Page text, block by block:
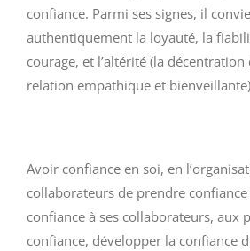
confiance. Parmi ses signes, il
authentiquement la loyauté, la
courage, et l’altérité (la
relation empathique et
Avoir confiance en soi, en
collaborateurs de prendre
confiance à ses collaborateurs, aux
confiance, développer la confiance